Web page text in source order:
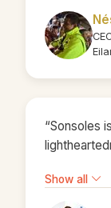
“Sonsoles
Show all